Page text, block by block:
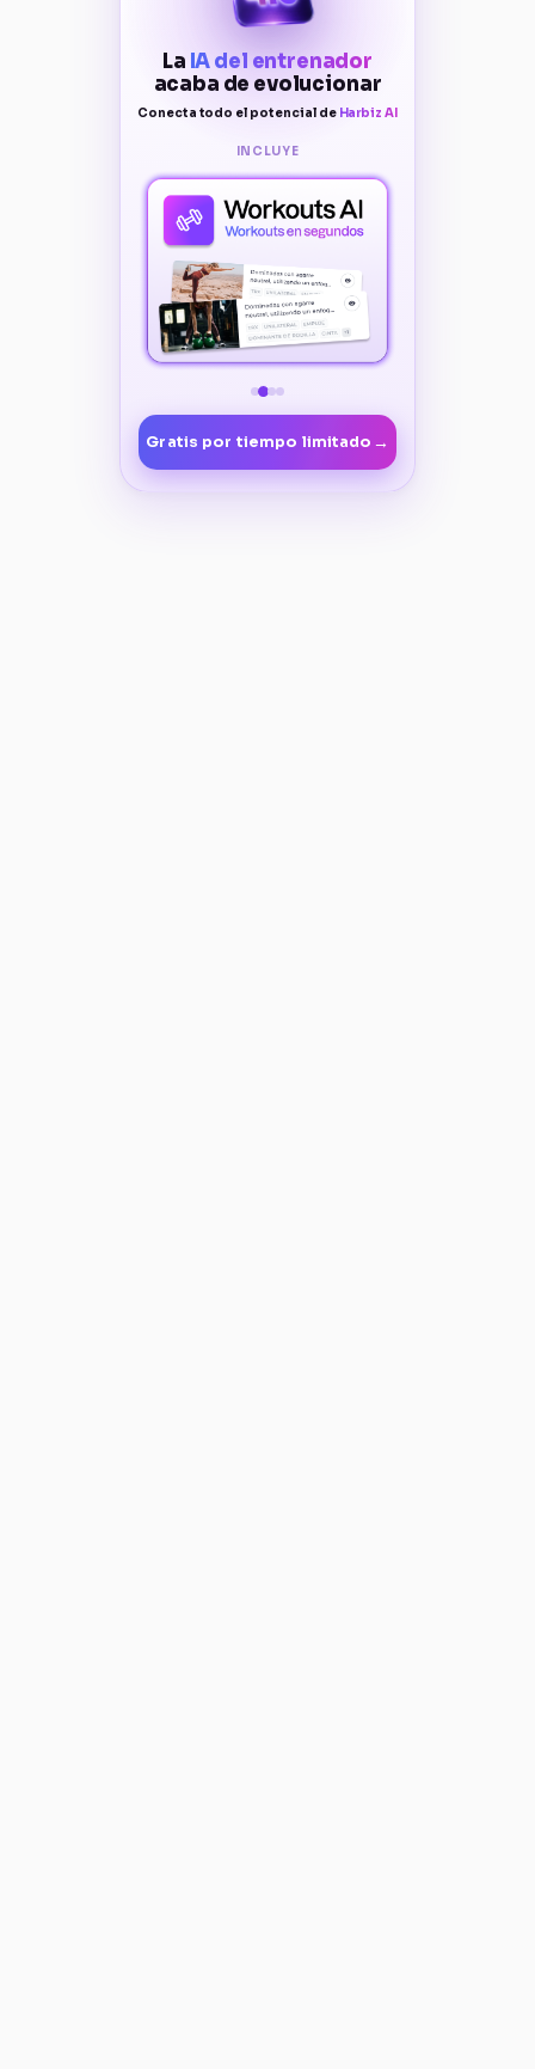
La IA del entrenador
acaba de evolucionar
Conecta todo el potencial de Harbiz AI
INCLUYE
Gratis por tiempo limitado →